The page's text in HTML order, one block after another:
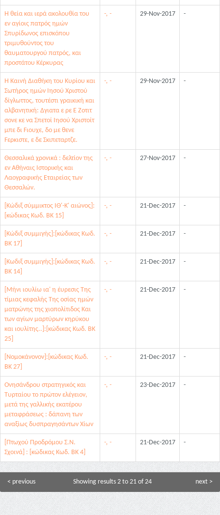
Η θεία και ιερά ακολουθία του
εν αγίοις πατρός ημών
Σπυρίδωνος επισκόπου
τριμυθούντος του
θαυματουργού πατρός, και
προστάτου Κέρκυρας
-, - 29-Nov-2017 -
Η Καινή Διαθήκη του Κυρίου και
Σωτήρος ημών Ιησού Χριστού
δίγλωττος, τουτέστι γραικική και
αλβανητική: Δγιατα ε ρε Ε Ζοτιτ
σονε κε να Σπετοί Ιησού Χριστοίτ
μπε δι Fιουχε, δο με θενε
Fερκιστε, ε δε Σκιπεταρτζε.
-, - 29-Nov-2017 -
Θεσσαλικά χρονικά : δελτίον της
εν Αθήναις Ιστορικής και
Λαογραφικής Εταιρείας των
Θεσσαλών.
-, - 27-Nov-2017 -
[Κώδιξ σύμμικτος ΙΘ'-Κ' αιώνος]:
[κώδικας Κωδ. ΒΚ 15]
-, - 21-Dec-2017 -
[Κώδιξ συμμιγής]:[κώδικας Κωδ.
ΒΚ 17]
-, - 21-Dec-2017 -
[Κωδιξ συμμιγής]:[κώδικας Κωδ.
ΒΚ 14]
-, - 21-Dec-2017 -
[Μήνι ιουλίω ια' η έυρεσις Της
τίμιας κεφαλής Της οσίας ημών
ματρώνης της χιοπολίτιδος Και
των αγίων μαρτύρων κηρύκου
και ιουλίτης..]:[κώδικας Κωδ. ΒΚ
25]
-, - 21-Dec-2017 -
[Νομοκάνονον]:[κώδικας Κωδ.
ΒΚ 27]
-, - 21-Dec-2017 -
Ονησάνδρου στρατηγικός και
Τυρταίου το πρώτον ελέγειον,
μετά της γαλλικής εκατέρου
μεταφράσεως : δάπανη των
αναξίως δυσπραγησάντων Χίων
-, - 23-Dec-2017 -
[Πτωχού Προδρόμου Σ.Ν.
Σχοινά] : [κώδικας Κωδ. ΒΚ 4]
-, - 21-Dec-2017 -
Showing results 2 to 21 of 24
< previous next >